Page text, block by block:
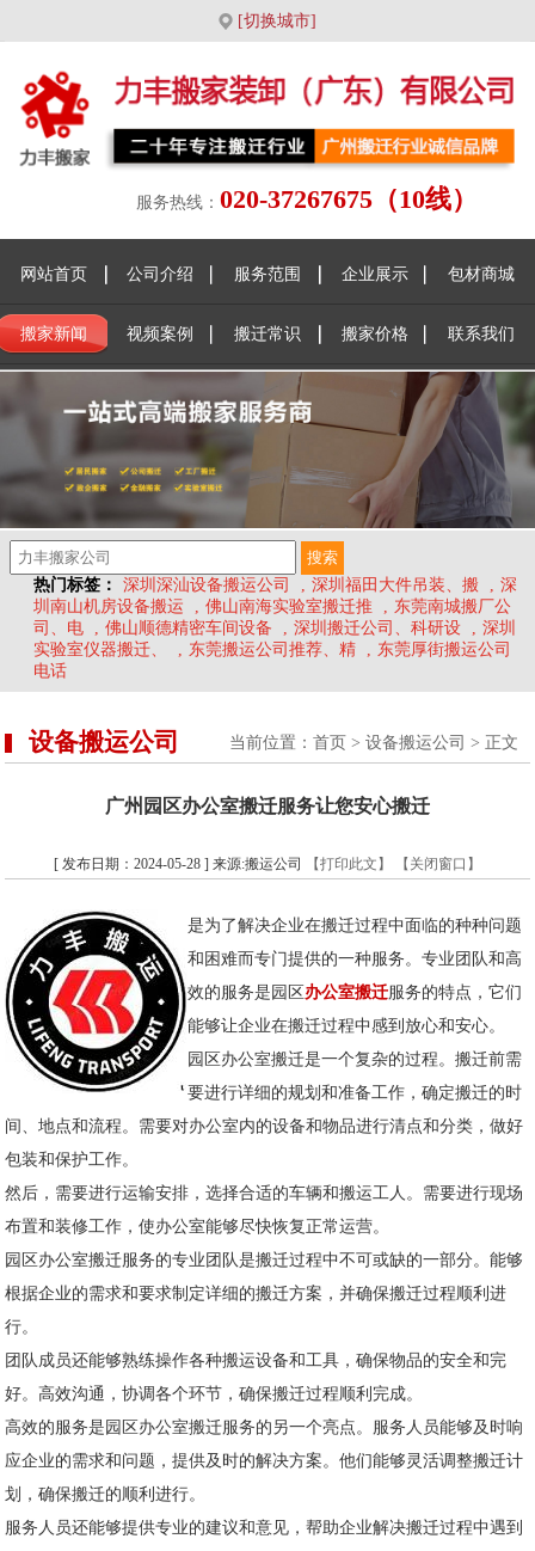
[切换城市]
服务热线： 020-37267675（10线）
网站首页 公司介绍 服务范围 企业展示 包材商城
搬家新闻 视频案例 搬迁常识 搬家价格 联系我们
热门标签： 深圳深汕设备搬运公司 , 深圳福田大件吊装、搬 , 深
圳南山机房设备搬运
, 佛山南海实验室搬迁推 , 东莞南城搬厂公
司、电
, 佛山顺德精密车间设备 , 深圳搬迁公司、科研设 , 深圳
实验室仪器搬迁、
, 东莞搬运公司推荐、精 , 东莞厚街搬运公司
电话
设备搬运公司 当前位置： 首页 > 设备搬运公司 > 正文
广州园区办公室搬迁服务让您安心搬迁
[ 发布日期：2024-05-28 ] 来源:搬运公司 【打印此文】 【关闭窗口】
是为了解决企业在搬迁过程中面临的种种问题
和困难而专门提供的一种服务。专业团队和高
效的服务是园区 办公室搬迁服务的特点，它们
能够让企业在搬迁过程中感到放心和安心。
园区办公室搬迁是一个复杂的过程。搬迁前需
要进行详细的规划和准备工作，确定搬迁的时
间、地点和流程。需要对办公室内的设备和物品进行清点和分类，做好
包装和保护工作。
然后，需要进行运输安排，选择合适的车辆和搬运工人。需要进行现场
布置和装修工作，使办公室能够尽快恢复正常运营。
园区办公室搬迁服务的专业团队是搬迁过程中不可或缺的一部分。能够
根据企业的需求和要求制定详细的搬迁方案，并确保搬迁过程顺利进
行。
团队成员还能够熟练操作各种搬运设备和工具，确保物品的安全和完
好。高效沟通，协调各个环节，确保搬迁过程顺利完成。
高效的服务是园区办公室搬迁服务的另一个亮点。服务人员能够及时响
应企业的需求和问题，提供及时的解决方案。他们能够灵活调整搬迁计
划，确保搬迁的顺利进行。
服务人员还能够提供专业的建议和意见，帮助企业解决搬迁过程中遇到